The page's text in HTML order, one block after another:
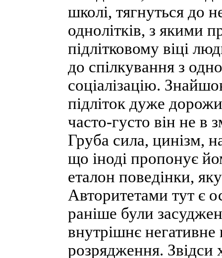
школі, тягнуться до
однолітків, з якими
підлітковому віці
до спілкування з
соціалізацію.
підліток дуже
часто-густо він не в
Груба сила, цинізм,
що іноді пропонує
еталон поведінки,
Авторитетами тут є
раніше були
внутрішнє
розрядження. Звідси